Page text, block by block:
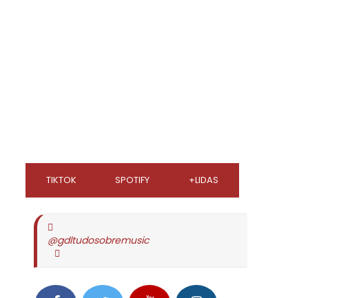
TIKTOK SPOTIFY +LIDAS
@gdltudosobremusic